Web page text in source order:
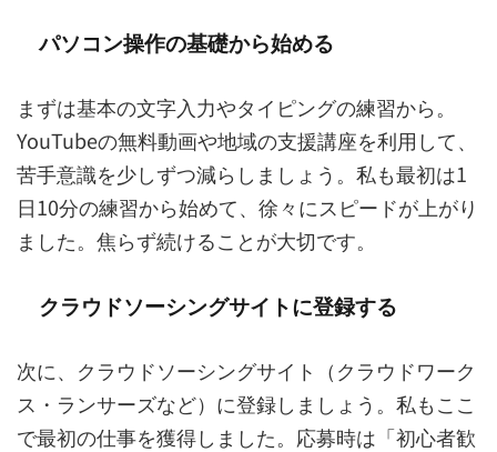
パソコン操作の基礎から始める
まずは基本の文字入力やタイピングの練習から。
YouTubeの無料動画や地域の支援講座を利用して、
苦手意識を少しずつ減らしましょう。私も最初は1
日10分の練習から始めて、徐々にスピードが上がり
ました。焦らず続けることが大切です。
クラウドソーシングサイトに登録する
次に、クラウドソーシングサイト（クラウドワーク
ス・ランサーズなど）に登録しましょう。私もここ
で最初の仕事を獲得しました。応募時は「初心者歓